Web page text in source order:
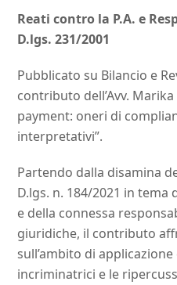
Reati contro la P.A. e
D.lgs. 231/2001
Pubblicato su Bilancio e
contributo dell’Avv.
payment: oneri di
interpretativi”.
Partendo dalla disamina
D.lgs. n. 184/2021 in
e della connessa
giuridiche, il contributo
sull’ambito di
incriminatrici e le